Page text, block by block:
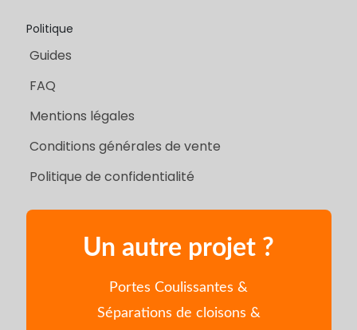
Politique
Guides
FAQ
Mentions légales
Conditions générales de vente
Politique de confidentialité
Un autre projet ?
Portes Coulissantes &
Séparations de cloisons &